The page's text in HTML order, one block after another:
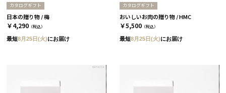
カタログギフト
日本の贈り物 / 梅
￥4,290 （税込）
最短8月25日(火)にお届け
カタログギフト
おいしいお肉の贈り物 / HMC
￥5,500 （税込）
最短8月25日(火)にお届け